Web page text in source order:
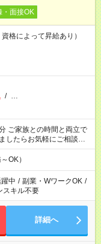
・面接OK
によって昇給あり）
/ …
OK）
中 / 副業・WワークOK /
スキル不要
詳細へ